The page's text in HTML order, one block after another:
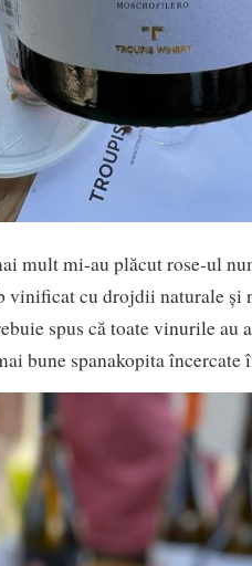
mult mi-au plăcut rose-ul
vinificat cu drojdii naturale și
spus că toate vinurile au
bune spanakopita încercate